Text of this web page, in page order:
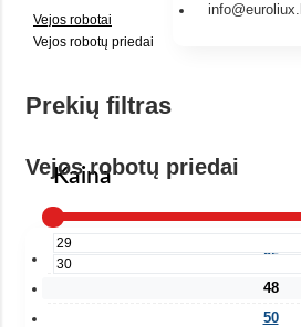
Vejos robotai
Vejos robotų priedai
Prekių filtras
Kaina
Vejos robotų priedai
25
48
50